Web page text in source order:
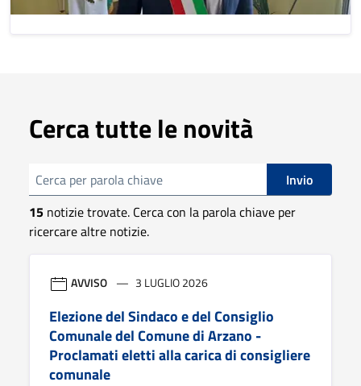
Cerca tutte le novità
cerca
Invio
15 notizie trovate. Cerca con la parola chiave per
ricercare altre notizie.
AVVISO 3 LUGLIO 2026
Elezione del Sindaco e del Consiglio
Comunale del Comune di Arzano -
Proclamati eletti alla carica di consigliere
comunale